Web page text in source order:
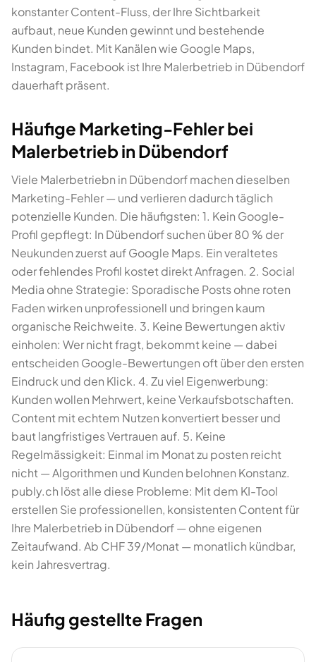
konstanter Content-Fluss, der Ihre Sichtbarkeit
aufbaut, neue Kunden gewinnt und bestehende
Kunden bindet. Mit Kanälen wie Google Maps,
Instagram, Facebook ist Ihre Malerbetrieb in Dübendorf
dauerhaft präsent.
Häufige Marketing-Fehler bei
Malerbetrieb in Dübendorf
Viele Malerbetriebn in Dübendorf machen dieselben
Marketing-Fehler — und verlieren dadurch täglich
potenzielle Kunden. Die häufigsten: 1. Kein Google-
Profil gepflegt: In Dübendorf suchen über 80 % der
Neukunden zuerst auf Google Maps. Ein veraltetes
oder fehlendes Profil kostet direkt Anfragen. 2. Social
Media ohne Strategie: Sporadische Posts ohne roten
Faden wirken unprofessionell und bringen kaum
organische Reichweite. 3. Keine Bewertungen aktiv
einholen: Wer nicht fragt, bekommt keine — dabei
entscheiden Google-Bewertungen oft über den ersten
Eindruck und den Klick. 4. Zu viel Eigenwerbung:
Kunden wollen Mehrwert, keine Verkaufsbotschaften.
Content mit echtem Nutzen konvertiert besser und
baut langfristiges Vertrauen auf. 5. Keine
Regelmässigkeit: Einmal im Monat zu posten reicht
nicht — Algorithmen und Kunden belohnen Konstanz.
publy.ch löst alle diese Probleme: Mit dem KI-Tool
erstellen Sie professionellen, konsistenten Content für
Ihre Malerbetrieb in Dübendorf — ohne eigenen
Zeitaufwand. Ab CHF 39/Monat — monatlich kündbar,
kein Jahresvertrag.
Häufig gestellte Fragen